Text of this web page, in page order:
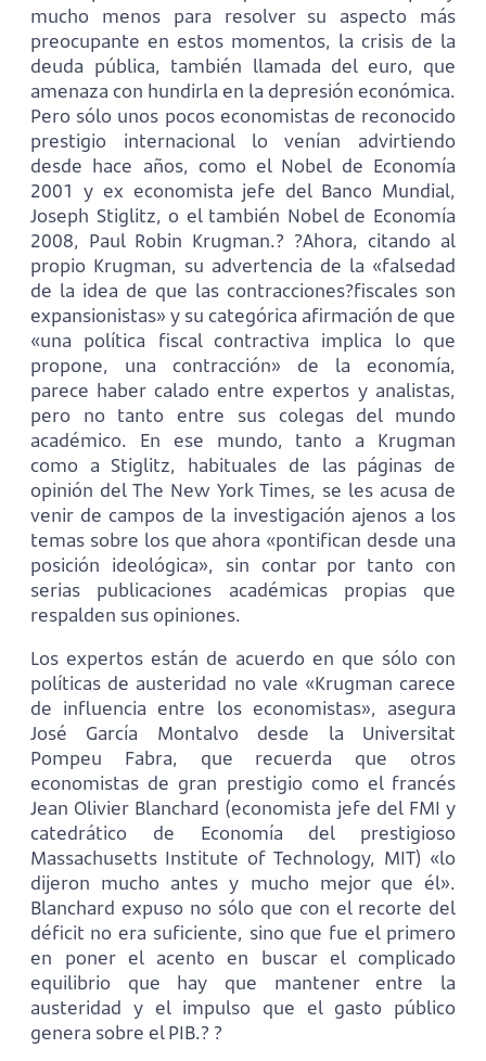
mucho menos para resolver su aspecto más
preocupante en estos momentos, la crisis de la
deuda pública, también llamada del euro, que
amenaza con hundirla en la depresión económica.
Pero sólo unos pocos economistas de reconocido
prestigio internacional lo venían advirtiendo
desde hace años, como el Nobel de Economía
2001 y ex economista jefe del Banco Mundial,
Joseph Stiglitz, o el también Nobel de Economía
2008, Paul Robin Krugman.? ?Ahora, citando al
propio Krugman, su advertencia de la «falsedad
de la idea de que las contracciones?fiscales son
expansionistas» y su categórica afirmación de que
«una política fiscal contractiva implica lo que
propone, una contracción» de la economía,
parece haber calado entre expertos y analistas,
pero no tanto entre sus colegas del mundo
académico. En ese mundo, tanto a Krugman
como a Stiglitz, habituales de las páginas de
opinión del The New York Times, se les acusa de
venir de campos de la investigación ajenos a los
temas sobre los que ahora «pontifican desde una
posición ideológica», sin contar por tanto con
serias publicaciones académicas propias que
respalden sus opiniones.
Los expertos están de acuerdo en que sólo con
políticas de austeridad no vale «Krugman carece
de influencia entre los economistas», asegura
José García Montalvo desde la Universitat
Pompeu Fabra, que recuerda que otros
economistas de gran prestigio como el francés
Jean Olivier Blanchard (economista jefe del FMI y
catedrático de Economía del prestigioso
Massachusetts Institute of Technology, MIT) «lo
dijeron mucho antes y mucho mejor que él».
Blanchard expuso no sólo que con el recorte del
déficit no era suficiente, sino que fue el primero
en poner el acento en buscar el complicado
equilibrio que hay que mantener entre la
austeridad y el impulso que el gasto público
genera sobre el PIB.? ?